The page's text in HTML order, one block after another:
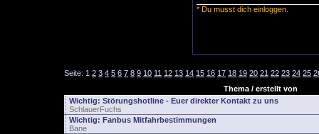
* Du musst dich einloggen.
Seite: 1 2 3 4 5 6 7 8 9 10 11 12 13 14 15 16 17 18 19 20 21 22 23 24 25
Thema / erstellt von
Wichtig: Störungshotline - Euer direkter Kontakt zu uns
SchlauerFuchs
Wichtig: Fanbus Mitfahrbestimmungen
Bane